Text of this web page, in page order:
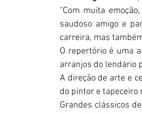
“Com muita
saudoso amigo e
carreira, mas
O repertório é uma
arranjos do lendário
A direção de arte e
do pintor e tapeceiro
Grandes clássicos